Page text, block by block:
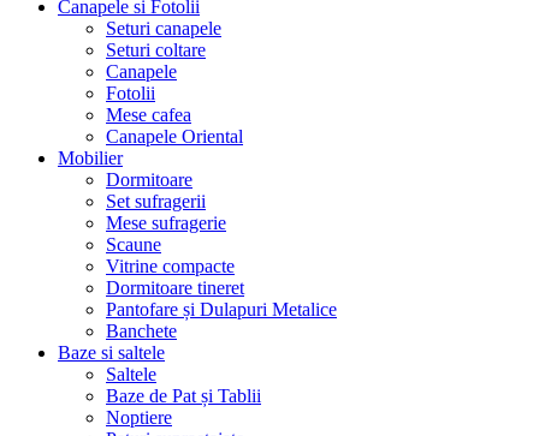
Canapele si Fotolii
Seturi canapele
Seturi coltare
Canapele
Fotolii
Mese cafea
Canapele Oriental
Mobilier
Dormitoare
Set sufragerii
Mese sufragerie
Scaune
Vitrine compacte
Dormitoare tineret
Pantofare și Dulapuri Metalice
Banchete
Baze si saltele
Saltele
Baze de Pat și Tablii
Noptiere